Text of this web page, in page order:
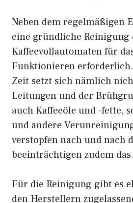
Neben dem regelmäßigen
eine gründliche Reinigung
Kaffeevollautomaten für
Funktionieren
Zeit setzt sich nämlich
Leitungen und der
auch Kaffeeöle und -fette,
und andere
verstopfen nach und nach
beeinträchtigen zudem
Für die Reinigung gibt es
den Herstellern